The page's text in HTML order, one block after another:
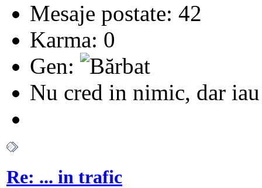
Mesaje postate: 42
Karma: 0
Gen:
Nu cred in nimic, dar
Re: ... in trafic